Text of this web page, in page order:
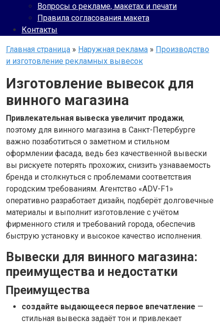
Вопросы о рекламе, макетах и печати
Правила согласования макета
Контакты
Главная страница » Наружная реклама » Производство
и изготовление рекламных вывесок
Изготовление вывесок для
винного магазина
Привлекательная вывеска увеличит продажи,
поэтому для винного магазина в Санкт-Петербурге
важно позаботиться о заметном и стильном
оформлении фасада, ведь без качественной вывески
вы рискуете потерять прохожих, снизить узнаваемость
бренда и столкнуться с проблемами соответствия
городским требованиям. Агентство «ADV-F1»
оперативно разработает дизайн, подберёт долговечные
материалы и выполнит изготовление с учётом
фирменного стиля и требований города, обеспечив
быструю установку и высокое качество исполнения.
Вывески для винного магазина:
преимущества и недостатки
Преимущества
создайте выдающееся первое впечатление —
стильная вывеска задаёт тон и привлекает